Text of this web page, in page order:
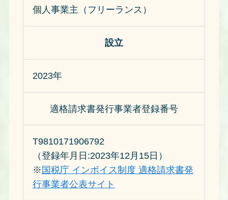
個人事業主（フリーランス）
設立
2023年
適格請求書発行事業者登録番号
T9810171906792
（登録年月日:2023年12月15日）
※ 国税庁 インボイス制度 適格請求書発
行事業者公表サイト